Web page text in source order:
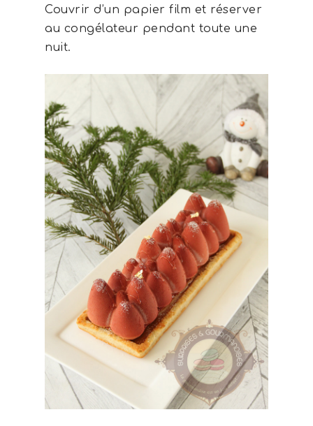
Couvrir d’un papier film et réserver
au congélateur pendant toute une
nuit.